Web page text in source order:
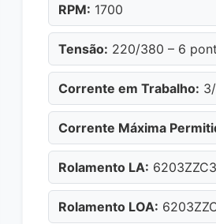
RPM: 1700
Tensão: 220/380 – 6
Corrente em Trabalho:
Corrente Máxima
Rolamento LA: 6203ZZC3
Rolamento LOA: